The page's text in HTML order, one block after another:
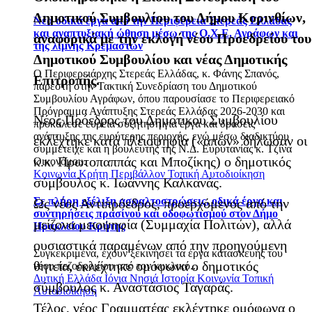
Νέα οδικά έργα από την Περιφέρεια Στερεάς Ελλάδας
και αναπτυξιακή ώθηση μέσω της Ο.Χ.Ε. Αγράφων και
της λίμνης Κρεμαστών
Ο Περιφερειάρχης Στερεάς Ελλάδας, κ. Φάνης Σπανός,
παρέστη στην Τακτική Συνεδρίαση του Δημοτικού
Συμβουλίου Αγράφων, όπου παρουσίασε το Περιφερειακό
Πρόγραμμα Ανάπτυξης Στερεάς Ελλάδας 2026-2030 και
προκάλεσε ευρεία συζήτηση για έργα και δράσεις
ανάπτυξης της ευρύτερης περιοχής, ενώ μέσω διαδικτύου
συμμετείχε και η βουλευτής της Ν.Δ. Ευρυτανίας κ. Τζίνα
Οικονόμου.
Κοινωνία Κρήτη Περιβάλλον Τοπική Αυτοδιοίκηση
Σε πλήρη εξέλιξη ασφαλτοστρώσεις, οδικά έργα και
συντηρήσεις πρασίνου και οδοφωτισμού στον Δήμο
Ηρακλείου Κρήτης
Συγκεκριμένα, έχουν ξεκινήσει τα έργα κατασκευής του
νέου πεζοδρομίου από τον κυκλικό...
Δυτική Ελλάδα Ιόνια Νησιά Ιστορία Κοινωνία Τοπική
Αυτοδιοίκηση
Δημοτικού Συμβουλίου του Δήμου Κορινθίων,
αναφορικά με την εκλογή νέου Προεδρείου του
Δημοτικού Συμβουλίου και νέας Δημοτικής
Επιτροπής.
Νέος Πρόεδρος του Δημοτικού Συμβουλίου
εκλέχτηκε κατά πλειοψηφία («απών» δήλωσαν οι
κ.κ. Πρωτοπαππάς και Μποζίκης) ο δημοτικός
σύμβουλος κ. Ιωάννης Καλκανάς.
Ως νέος Αντιπρόεδρος, προερχόμενος από την
μείζονα μειοψηφία (Συμμαχία Πολιτών), αλλά
ουσιαστικά παραμένων από την προηγούμενη
θητεία, εκλέχτηκε ομόφωνα ο δημοτικός
σύμβουλος κ. Αναστάσιος Ταγαράς.
Τέλος, νέος Γραμματέας εκλέχτηκε ομόφωνα ο